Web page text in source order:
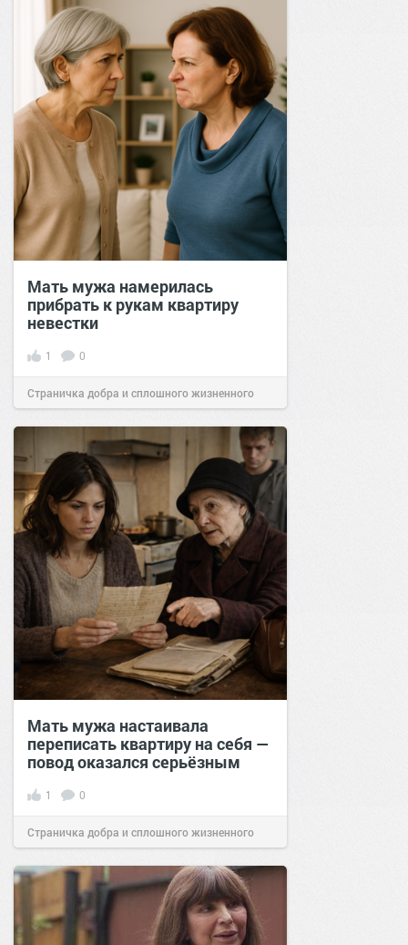
Мать мужа намерилась
прибрать к рукам квартиру
невестки
1 0
Страничка добра и сплошного жизненного
позитива!15:0016 окт 2025
Мать мужа настаивала
переписать квартиру на себя —
повод оказался серьёзным
1 0
Страничка добра и сплошного жизненного
позитива!20:3909 мар 2026